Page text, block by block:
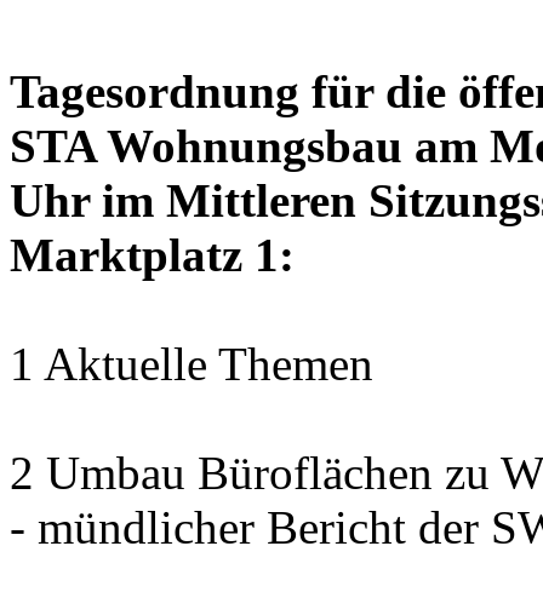
Tagesordnung für die
STA Wohnungsbau am
Uhr im Mittleren
Marktplatz 1:
1 Aktuelle Themen
2 Umbau Büroflächen zu
- mündlicher Bericht der